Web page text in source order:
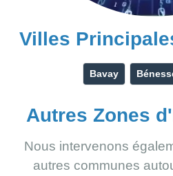
Villes
Bavay
Autres Zones
Nous intervenons
autres communes